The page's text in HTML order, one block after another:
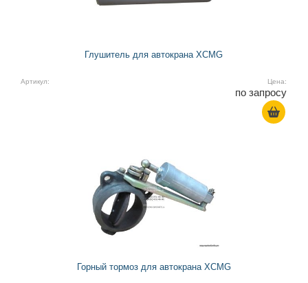
Глушитель для автокрана XCMG
Артикул: Цена:
по запросу
Горный тормоз для автокрана XCMG